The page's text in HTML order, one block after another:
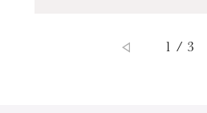
1 / 3